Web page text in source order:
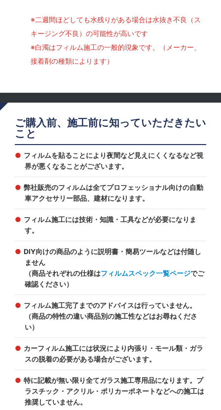
※二週間ほどしても水残りがある場合は水抜き不良（ス
キージング不良）の可能性が高いです
※白濁はフィルム施工の一般的現象です。（メーカー、
接着剤の種類によります）
ご購入前、施工前に知っていただきたい
こと
フィルムを貼ることにより夜間など見えにくくなるなど視
界が悪くなることがございます。
弊社販売のフィルムは全てプロフェッショナル向けの自動
車アクセサリー部品、建材になります。
フィルム施工には技術・知識・工具などが必要になりま
す。
DIY向けの商品のように説明書・簡易ツールなどは付随し
ません
（商品それぞれの仕様はフィルムスペック一覧ページでご
確認ください）
フィルム施工完了までのアドバイスは行っていません。
（商品の特性の違い商品別の施工性などはお尋ねくださ
い）
カーフィルム施工には状況により内張り・モール類・ガラ
スの脱着の必要がある場合がございます。
特に記載が無い限り全てガラス施工専用品になります。プ
ラスチック・アクリル・ポリカーポネートなどへの施工は
推奨していません。